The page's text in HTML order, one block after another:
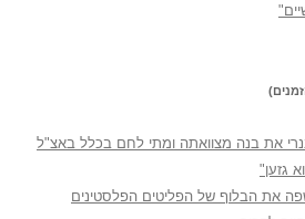
את בנה מצוואתה ומתי לחם בכלל באצ"ל
גזען"
את הבלוף של הפליטים הפלסטינים